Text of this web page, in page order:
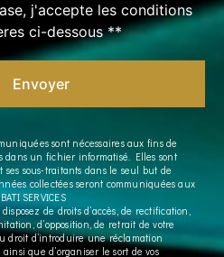
j'accepte les conditions
ci-dessous **
Envoyer
sont nécessaires aux fins de
dans un fichier informatisé. Elles sont
ses sous-traitants dans le seul but de
collectées seront communiquées aux
SERVICES
de droits d’accès, de rectification,
d’opposition, de retrait de votre
droit d’introduire une réclamation
que d’organiser le sort de vos